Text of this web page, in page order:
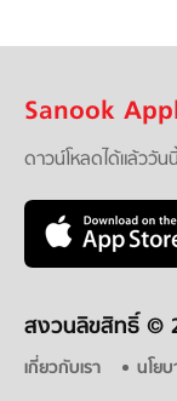
Sanook
ดาวน์โหลดได้แล้ววัน
สงวนลิขสิทธิ์ ©
เกี่ยวกับเรา นโย